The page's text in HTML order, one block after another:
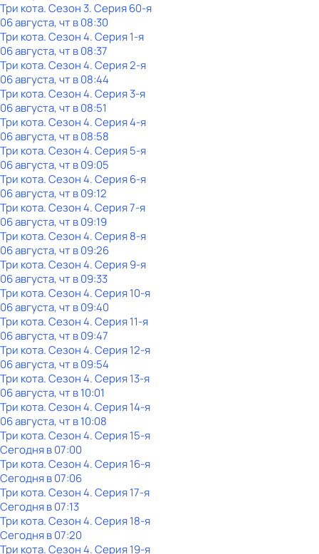
Три кота. Сезон 3. Серия 60-я
06 августа, чт в 08:30
Три кота. Сезон 4. Серия 1-я
06 августа, чт в 08:37
Три кота. Сезон 4. Серия 2-я
06 августа, чт в 08:44
Три кота. Сезон 4. Серия 3-я
06 августа, чт в 08:51
Три кота. Сезон 4. Серия 4-я
06 августа, чт в 08:58
Три кота. Сезон 4. Серия 5-я
06 августа, чт в 09:05
Три кота. Сезон 4. Серия 6-я
06 августа, чт в 09:12
Три кота. Сезон 4. Серия 7-я
06 августа, чт в 09:19
Три кота. Сезон 4. Серия 8-я
06 августа, чт в 09:26
Три кота. Сезон 4. Серия 9-я
06 августа, чт в 09:33
Три кота. Сезон 4. Серия 10-я
06 августа, чт в 09:40
Три кота. Сезон 4. Серия 11-я
06 августа, чт в 09:47
Три кота. Сезон 4. Серия 12-я
06 августа, чт в 09:54
Три кота. Сезон 4. Серия 13-я
06 августа, чт в 10:01
Три кота. Сезон 4. Серия 14-я
06 августа, чт в 10:08
Три кота. Сезон 4. Серия 15-я
Сегодня в 07:00
Три кота. Сезон 4. Серия 16-я
Сегодня в 07:06
Три кота. Сезон 4. Серия 17-я
Сегодня в 07:13
Три кота. Сезон 4. Серия 18-я
Сегодня в 07:20
Три кота. Сезон 4. Серия 19-я